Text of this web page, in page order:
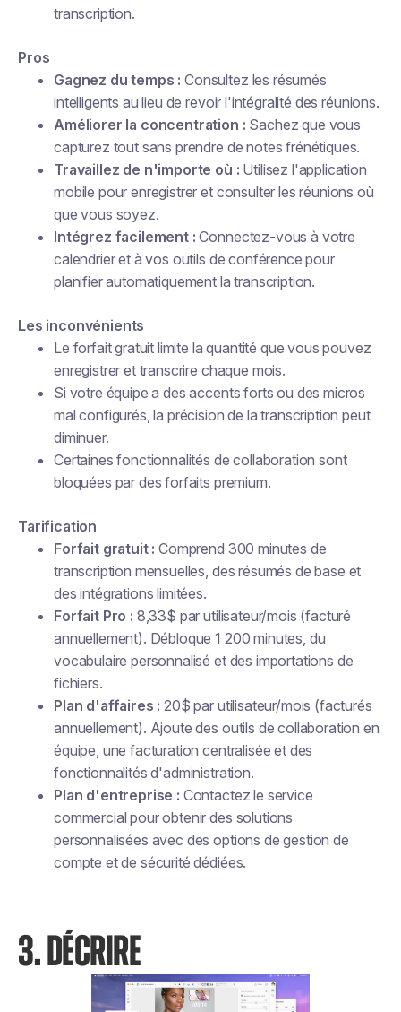
transcription.
Pros
Gagnez du temps : Consultez les résumés
intelligents au lieu de revoir l'intégralité des réunions.
Améliorer la concentration : Sachez que vous
capturez tout sans prendre de notes frénétiques.
Travaillez de n'importe où : Utilisez l'application
mobile pour enregistrer et consulter les réunions où
que vous soyez.
Intégrez facilement : Connectez-vous à votre
calendrier et à vos outils de conférence pour
planifier automatiquement la transcription.
Les inconvénients
Le forfait gratuit limite la quantité que vous pouvez
enregistrer et transcrire chaque mois.
Si votre équipe a des accents forts ou des micros
mal configurés, la précision de la transcription peut
diminuer.
Certaines fonctionnalités de collaboration sont
bloquées par des forfaits premium.
Tarification
Forfait gratuit : Comprend 300 minutes de
transcription mensuelles, des résumés de base et
des intégrations limitées.
Forfait Pro : 8,33$ par utilisateur/mois (facturé
annuellement). Débloque 1 200 minutes, du
vocabulaire personnalisé et des importations de
fichiers.
Plan d'affaires : 20$ par utilisateur/mois (facturés
annuellement). Ajoute des outils de collaboration en
équipe, une facturation centralisée et des
fonctionnalités d'administration.
Plan d'entreprise : Contactez le service
commercial pour obtenir des solutions
personnalisées avec des options de gestion de
compte et de sécurité dédiées.
3. DÉCRIRE